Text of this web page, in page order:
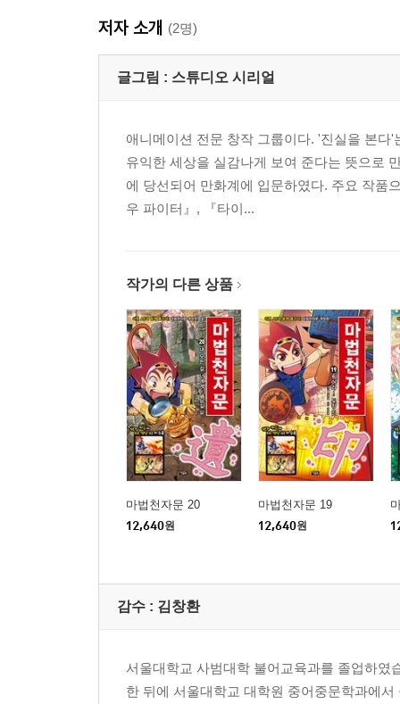
저자 소개 (2명)
글그림 : 스튜디오 시리얼
애니메이션 전문 창작 그룹이다. '진실을 본다
유익한 세상을 실감나게 보여 준다는 뜻으로
에 당선되어 만화계에 입문하였다. 주요 작품
우 파이터』, 『타이...
작가의 다른 상품
마법천자문 20
12,640원
마법천자문 19
12,640원
감수 : 김창환
서울대학교 사범대학 불어교육과를 졸업하
한 뒤에 서울대학교 대학원 중어중문학과에